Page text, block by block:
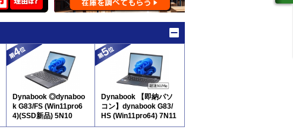
Dynabook ◎dynaboo
k G83/FS (Win11pro6
4)(SSD新品) 5N10
Dynabook 【即納パソ
コン】dynabook G83/
HS (Win11pro64) 7N11